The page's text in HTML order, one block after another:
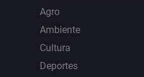
Agro
Ambiente
Cultura
Deportes